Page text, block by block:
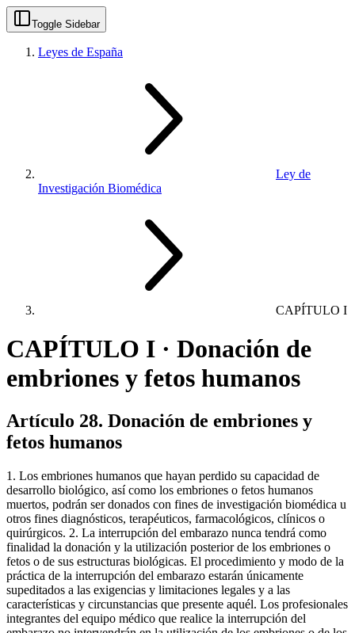
Toggle Sidebar
Leyes de España
Ley de
Investigación Biomédica
CAPÍTULO I
CAPÍTULO I · Donación de
embriones y fetos humanos
Artículo 28. Donación de embriones y
fetos humanos
1. Los embriones humanos que hayan perdido su capacidad de
desarrollo biológico, así como los embriones o fetos humanos
muertos, podrán ser donados con fines de investigación biomédica u
otros fines diagnósticos, terapéuticos, farmacológicos, clínicos o
quirúrgicos. 2. La interrupción del embarazo nunca tendrá como
finalidad la donación y la utilización posterior de los embriones o
fetos o de sus estructuras biológicas. El procedimiento y modo de la
práctica de la interrupción del embarazo estarán únicamente
supeditados a las exigencias y limitaciones legales y a las
características y circunstancias que presente aquél. Los profesionales
integrantes del equipo médico que realice la interrupción del